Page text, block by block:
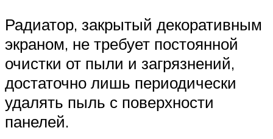
Радиатор, закрытый декоративным
экраном, не требует постоянной
очистки от пыли и загрязнений,
достаточно лишь периодически
удалять пыль с поверхности
панелей.